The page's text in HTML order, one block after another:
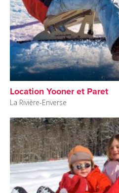
Location Yooner et Paret
La Rivière-Enverse